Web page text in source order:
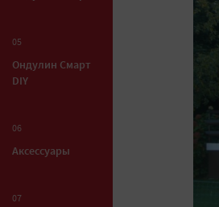
05
Ондулин Смарт
DIY
06
Аксессуары
07